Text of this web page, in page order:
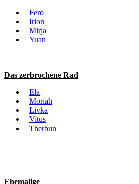
Fero
Irion
Mirja
Yuan
Das zerbrochene Rad
Ela
Moriah
Livka
Vitus
Therbun
Ehemalige